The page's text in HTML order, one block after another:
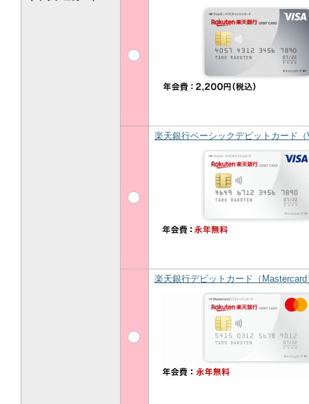
楽天銀行ベーシックデビットカード
楽天銀行デビットカード（Mastercard